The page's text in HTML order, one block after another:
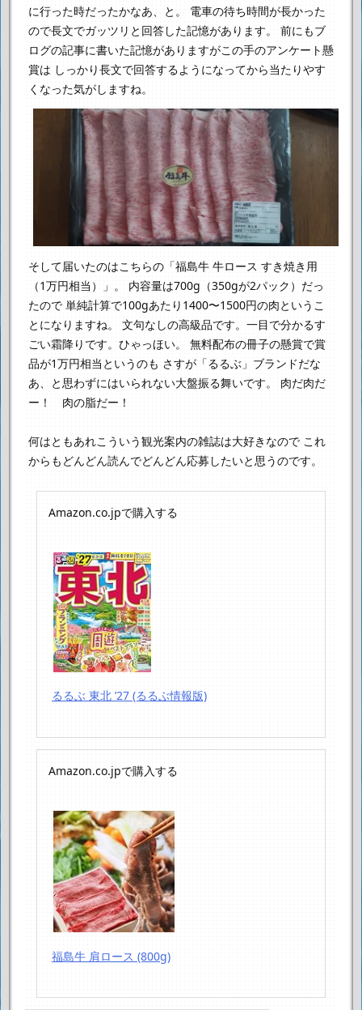
に行った時だったかなあ、と。
電車の待ち時間が長かった
ので長文でガッツリと回答した記憶があります。
前にもブ
ログの記事に書いた記憶がありますがこの手のアンケート懸
賞は しっかり長文で回答するようになってから当たりやす
くなった気がしますね。
そして届いたのはこちらの「福島牛 牛ロース すき焼き用
（1万円相当）」。
内容量は700g（350gが2パック）だっ
たので 単純計算で100gあたり1400〜1500円の肉というこ
とになりますね。
文句なしの高級品です。一目で分かるす
ごい霜降りです。ひゃっほい。
無料配布の冊子の懸賞で賞
品が1万円相当というのも さすが「るるぶ」ブランドだな
あ、と思わずにはいられない大盤振る舞いです。
肉だ肉だ
ー！ 肉の脂だー！
何はともあれこういう観光案内の雑誌は大好きなので これ
からもどんどん読んでどんどん応募したいと思うのです。
Amazon.co.jpで購入する
るるぶ 東北 ’27 (るるぶ情報版)
Amazon.co.jpで購入する
福島牛 肩ロース (800g)